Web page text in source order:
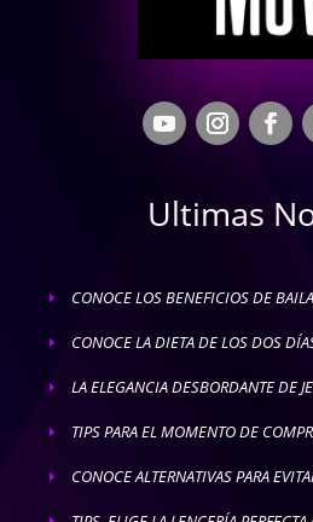
Ultimas
E CONOCE LOS BENEFICIOS DE
E CONOCE LA DIETA DE LOS DOS
E LA ELEGANCIA DESBORDANTE DE
E TIPS PARA EL MOMENTO DE
E CONOCE ALTERNATIVAS PARA